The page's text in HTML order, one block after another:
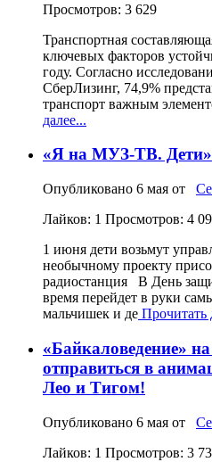
Просмотров: 3 629
Транспортная
ключевых факторов
году. Согласно
СберЛизинг, 74,9%
транспорт важным
далее...
«Я на МУЗ‑ТВ. Дети»
Опубликовано 6 мая от
Лайков: 1 Просмотров: 4
1 июня дети возьмут
необычному проекту
радиостанция В День
время перейдет в руки
мальчишек и де Прочитать
«Байкаловедение»
отправиться в
Лео и Тигом!
Опубликовано 6 мая от
Лайков: 1 Просмотров: 3